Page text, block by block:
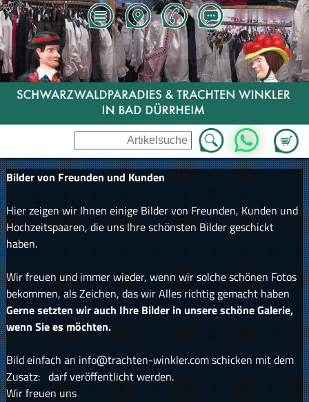
Zum
WhatsApp
Bilder von Freunden und Kunden
Hier zeigen wir Ihnen einige Bilder von Freunden, Kunden und
Hochzeitspaaren, die uns Ihre schönsten Bilder geschickt
haben.
Wir freuen und immer wieder, wenn wir solche schönen Fotos
bekommen, als Zeichen, das wir Alles richtig gemacht haben
Gerne setzten wir auch Ihre Bilder in unsere schöne Galerie,
wenn Sie es möchten.
Bild einfach an info@trachten-winkler.com schicken mit dem
Zusatz: darf veröffentlicht werden.
Wir freuen uns